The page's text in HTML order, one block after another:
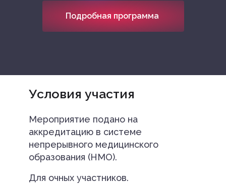
Подробная программа
Условия участия
Мероприятие подано на
аккредитацию в системе
непрерывного медицинского
образования (НМО).
Для очных участников.